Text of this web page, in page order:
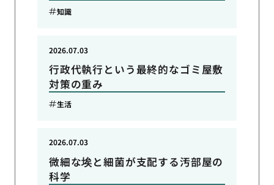
知識
行政代執行という最終的なゴミ屋敷
対策の重み
2026.07.03
生活
微細な埃と細菌が支配する汚部屋の
科学
2026.07.03